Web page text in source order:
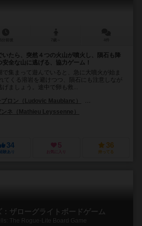
たら、突然４つの火山が噴火し、隕石も降
全な山に逃げる、協力ゲーム！
で集まって遊んでいると、急に大噴火が始ま
てくる溶岩を避けつつ、隕石にも注意しなが
げましょう。途中で卵も救...
ロン（Ludovic Maublanc）
ネ（Mathieu Leyssenne）
34
経験あり
5
お気に入り
36
持ってる
ザローグライトボードゲーム
The Rogue-Lite Board Game